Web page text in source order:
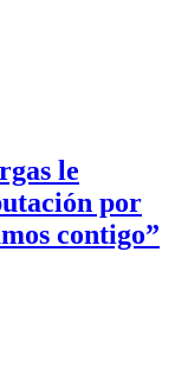
le
por
contigo”